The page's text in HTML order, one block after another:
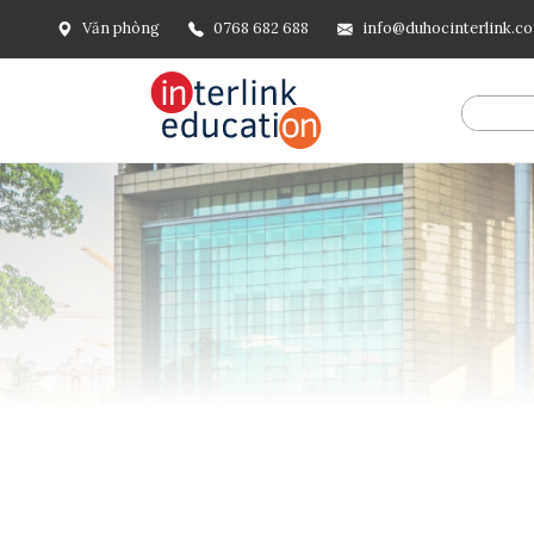
Văn phòng 0768 682 688
@include('frontend.layouts.schema-org', [ 'type' =>
url('/'), ], [ '@type' => 'ListItem', 'position' => 2, 'name' =>
=> url()->current(), ], ], ], ])